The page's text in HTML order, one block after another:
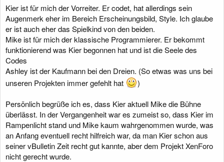
Kier ist für mich der Vorreiter. Er codet, hat allerdings sein
Augenmerk eher im Bereich Erscheinungsbild, Style. Ich glaube
er ist auch eher das Spielkind von den beiden.
Mike ist für mich der klassische Programmierer. Er bekommt
funktionierend was Kier begonnen hat und ist die Seele des
Codes
Ashley ist der Kaufmann bei den Dreien. (So etwas was uns bei
unseren Projekten immer gefehlt hat
)
Persönlich begrüße ich es, dass Kier aktuell Mike die Bühne
überlässt. In der Vergangenheit war es zumeist so, dass Kier im
Rampenlicht stand und Mike kaum wahrgenommen wurde, was
an Anfang eventuell recht hilfreich war, da man Kier schon aus
seiner vBulletin Zeit recht gut kannte, aber dem Projekt XenForo
nicht gerecht wurde.